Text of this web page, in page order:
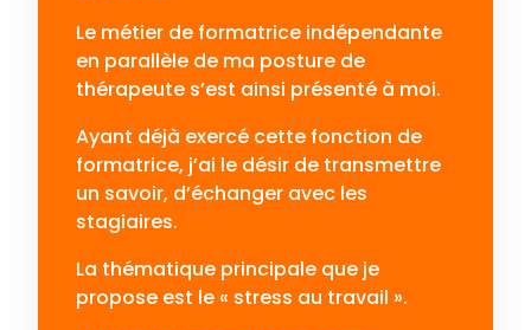
Le métier de formatrice indépendante
en parallèle de ma posture de
thérapeute s’est ainsi présenté à moi.
Ayant déjà exercé cette fonction de
formatrice, j’ai le désir de transmettre
un savoir, d’échanger avec les
stagiaires.
La thématique principale que je
propose est le « stress au travail ».